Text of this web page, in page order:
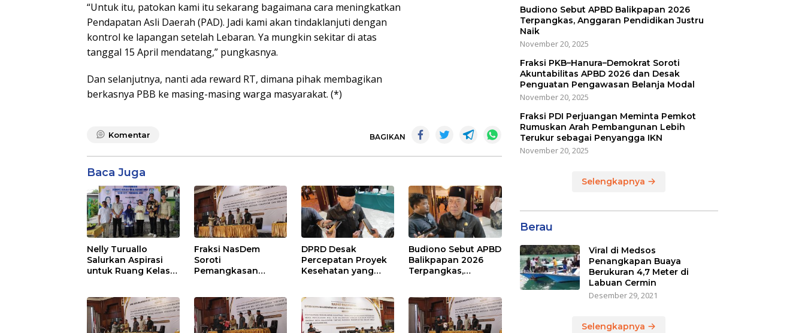
“Untuk itu, patokan kami itu sekarang bagaimana cara meningkatkan
Pendapatan Asli Daerah (PAD). Jadi kami akan tindaklanjuti dengan
kontrol ke lapangan setelah Lebaran. Ya mungkin sekitar di atas
tanggal 15 April mendatang,” pungkasnya.
Dan selanjutnya, nanti ada reward RT, dimana pihak membagikan
berkasnya PBB ke masing-masing warga masyarakat. (*)
Komentar BAGIKAN
Baca Juga
Nelly Turuallo
Salurkan Aspirasi
untuk Ruang Kelas
Fraksi NasDem
Soroti
Pemangkasan
Dorong Prioritas
pada Layanan
Publik
DPRD Desak
Percepatan Proyek
Kesehatan yang
Budiono Sebut APBD
Balikpapan 2026
Terpangkas,
Naik
Budiono Sebut APBD Balikpapan 2026
Terpangkas, Anggaran Pendidikan Justru
Naik
November 20, 2025
Fraksi PKB–Hanura–Demokrat Soroti
Akuntabilitas APBD 2026 dan Desak
Penguatan Pengawasan Belanja Modal
November 20, 2025
Fraksi PDI Perjuangan Meminta Pemkot
Rumuskan Arah Pembangunan Lebih
Terukur sebagai Penyangga IKN
November 20, 2025
Selengkapnya
Berau
Viral di Medsos
Penangkapan Buaya
Berukuran 4,7 Meter di
Labuan Cermin
Desember 29, 2021
Selengkapnya